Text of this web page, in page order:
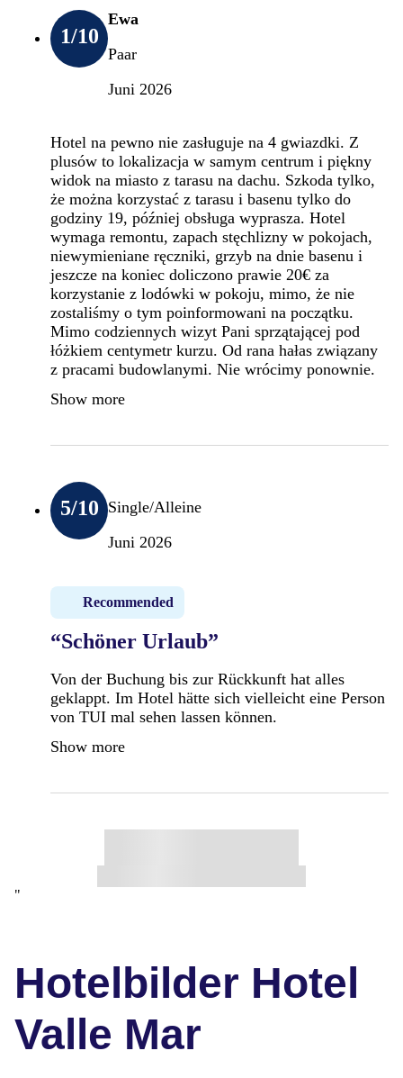
1/10
Ewa
Paar
Juni 2026
Hotel na pewno nie zasługuje na 4 gwiazdki. Z
plusów to lokalizacja w samym centrum i piękny
widok na miasto z tarasu na dachu. Szkoda tylko,
że można korzystać z tarasu i basenu tylko do
godziny 19, później obsługa wyprasza. Hotel
wymaga remontu, zapach stęchlizny w pokojach,
niewymieniane ręczniki, grzyb na dnie basenu i
jeszcze na koniec doliczono prawie 20€ za
korzystanie z lodówki w pokoju, mimo, że nie
zostaliśmy o tym poinformowani na początku.
Mimo codziennych wizyt Pani sprzątającej pod
łóżkiem centymetr kurzu. Od rana hałas związany
z pracami budowlanymi. Nie wrócimy ponownie.
Show more
5/10 Single/Alleine
Juni 2026
Recommended
“Schöner Urlaub”
Von der Buchung bis zur Rückkunft hat alles
geklappt. Im Hotel hätte sich vielleicht eine Person
von TUI mal sehen lassen können.
Show more
"
Hotelbilder Hotel
Valle Mar